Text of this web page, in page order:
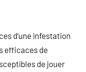
d’une infestation
efficaces de
de jouer